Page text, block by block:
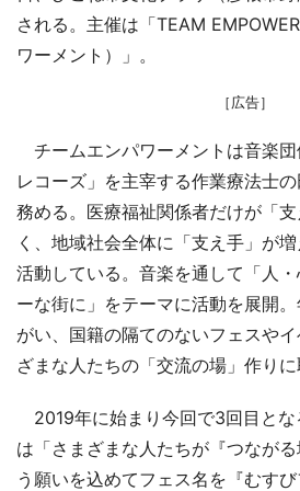
される。主催は「TEAM
ワーメント）」。
［広告］
チームエンパワーメントは音楽団
レコーズ」を主宰する作業療法士
務める。医療福祉関係者だけが「
く、地域社会全体に「支え手」が
活動している。音楽を通して「人
ーな街に」をテーマに活動を展開
がい、国籍の隔てのないフェスや
ざまな人たちの「交流の場」作りに
2019年に始まり今回で3回目とな
は「さまざまな人たちが『つなが
う願いを込めてフェス名を『むす